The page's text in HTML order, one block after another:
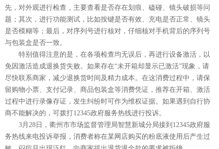
先，对外观进行检查，主要查看是否存在划痕、磕碰、镜头破损等问
题；其次，进行功能测试，比如按键是否有效、充电是否正常、镜头
是否模糊等；最后，对序列号进行核对，仔细核对手机背后的序列号
与包装盒是否一致。
特别值得注意的是，在各项检查均无误后，再进行设备激活，以
免因激活造成退换货失败。如果存在“未开箱却显示已激活”现象，请
尽快联系商家，减少退换货时间及精力成本。在这消费过程中，请保
留购物小票、支付记录、商品包装盒等消费凭证，推荐在开箱、激活
过程中进行录像存证，发生纠纷时可作为维权证据。如果遇到自行协
商不能解决的，可拨打12345政府服务热线进行投诉。
3月28日，衢州市市场监督管理局智慧新城分局接到12345政府服
务热线来电投诉举报，消费者称在某网店购买的粉底液使用后产生过